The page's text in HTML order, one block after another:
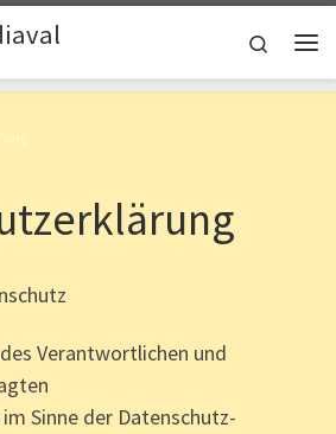
Search
Verantwortlichen und
Sinne der Datenschutz-